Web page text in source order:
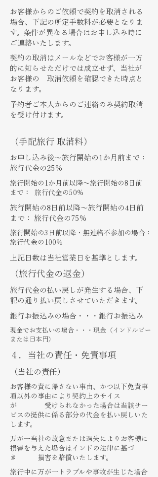
お客様からのご依頼で契約を取消される
場合、下記の所定手数料が必要となりま
す。条件が異なる場合はお申し込み時に
ご連絡いたします。
契約の取消はメールなどでお客様が一方
的に知らせただけでは成立せず、当社が
お客様の 取消依頼を確認できた時点と
なります。
予約者ご本人からのご連絡のみ契約取消
を受け付けます。
（手配旅行 取消料）
​お申し込み後～旅行開始の1か月前まで：
旅行代金の25％
旅行開始の1か月前以降～旅行開始の8日前
まで： 旅行代金の50％
旅行開始の8日前以降～旅行開始の4日前
まで： 旅行代金の75％
旅行開始の3日前以降・無連絡不参加の場合：
旅行代金の100％
​上記日数は当社営業日を基準とします。
（旅行代金の返金）
​旅行代金の払い戻しが発生する場合、下
記の通り払い戻しさせていただきます。
​銀行お振込みの場合・・・銀行お振込み
​現金でお支払いの場合・・・現金（インドルピー
または日本円）
４．当社の責任・免責事項
（当社の責任）
お客様の責に帰さない事由、かつ以下免責事
項以外の事由により契約上のサイス
が 受けられなかった場合は当該サー
ビスの提供に係る部分の代金を払い戻しいた
します。
万が一当社の故意または過失によりお客様に
損害を与えた場合はインドの法律に基づ
き 損害を賠償いたします。
旅行中に万が一トラブルや事故が生じた場合